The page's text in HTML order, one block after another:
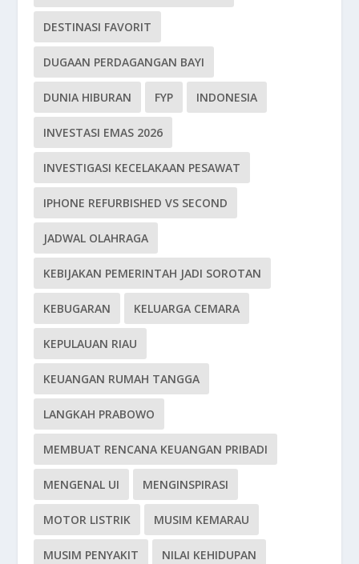
DESTINASI FAVORIT
DUGAAN PERDAGANGAN BAYI
DUNIA HIBURAN FYP INDONESIA
INVESTASI EMAS 2026
INVESTIGASI KECELAKAAN PESAWAT
IPHONE REFURBISHED VS SECOND
JADWAL OLAHRAGA
KEBIJAKAN PEMERINTAH JADI SOROTAN
KEBUGARAN KELUARGA CEMARA
KEPULAUAN RIAU
KEUANGAN RUMAH TANGGA
LANGKAH PRABOWO
MEMBUAT RENCANA KEUANGAN PRIBADI
MENGENAL UI MENGINSPIRASI
MOTOR LISTRIK MUSIM KEMARAU
MUSIM PENYAKIT NILAI KEHIDUPAN